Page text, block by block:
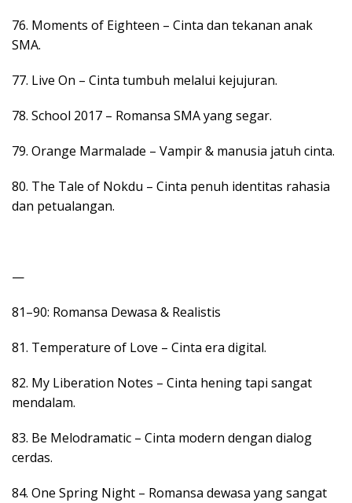
76. Moments of Eighteen – Cinta dan tekanan anak
SMA.
77. Live On – Cinta tumbuh melalui kejujuran.
78. School 2017 – Romansa SMA yang segar.
79. Orange Marmalade – Vampir & manusia jatuh cinta.
80. The Tale of Nokdu – Cinta penuh identitas rahasia
dan petualangan.
—
81–90: Romansa Dewasa & Realistis
81. Temperature of Love – Cinta era digital.
82. My Liberation Notes – Cinta hening tapi sangat
mendalam.
83. Be Melodramatic – Cinta modern dengan dialog
cerdas.
84. One Spring Night – Romansa dewasa yang sangat